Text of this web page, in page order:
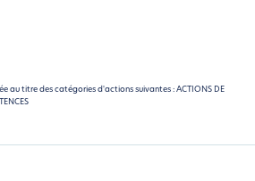
au titre des catégories d'actions suivantes : ACTIONS DE